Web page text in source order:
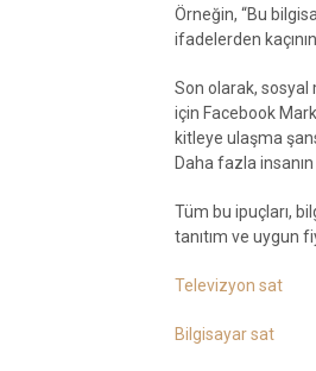
Örneğin, “Bu
ifadelerden
Son olarak, sosyal
için Facebook
kitleye ulaşma
Daha fazla insanın
Tüm bu ipuçları,
tanıtım ve uygun
Televizyon sat
Bilgisayar sat